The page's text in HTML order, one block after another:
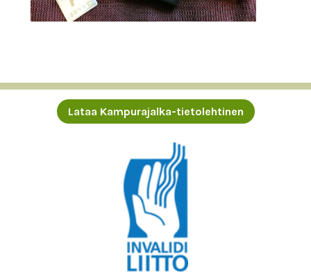
Lataa Kampurajalka-tietolehtinen